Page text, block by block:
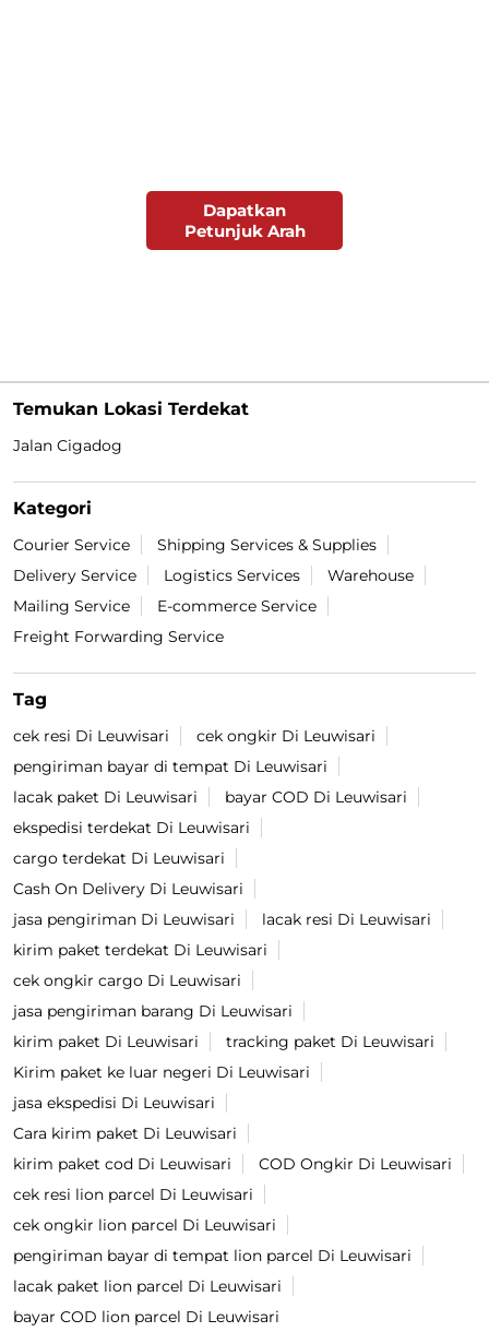
Dapatkan
Petunjuk Arah
Temukan Lokasi Terdekat
Jalan Cigadog
Kategori
Courier Service
Shipping Services & Supplies
Delivery Service
Logistics Services
Warehouse
Mailing Service
E-commerce Service
Freight Forwarding Service
Tag
cek resi Di Leuwisari
cek ongkir Di Leuwisari
pengiriman bayar di tempat Di Leuwisari
lacak paket Di Leuwisari
bayar COD Di Leuwisari
ekspedisi terdekat Di Leuwisari
cargo terdekat Di Leuwisari
Cash On Delivery Di Leuwisari
jasa pengiriman Di Leuwisari
lacak resi Di Leuwisari
kirim paket terdekat Di Leuwisari
cek ongkir cargo Di Leuwisari
jasa pengiriman barang Di Leuwisari
kirim paket Di Leuwisari
tracking paket Di Leuwisari
Kirim paket ke luar negeri Di Leuwisari
jasa ekspedisi Di Leuwisari
Cara kirim paket Di Leuwisari
kirim paket cod Di Leuwisari
COD Ongkir Di Leuwisari
cek resi lion parcel Di Leuwisari
cek ongkir lion parcel Di Leuwisari
pengiriman bayar di tempat lion parcel Di Leuwisari
lacak paket lion parcel Di Leuwisari
bayar COD lion parcel Di Leuwisari